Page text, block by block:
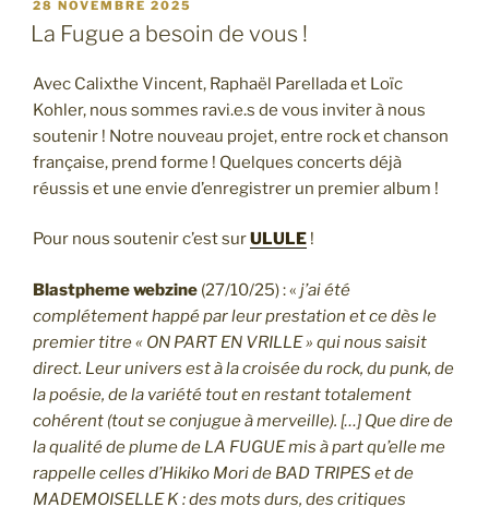
PUBLIÉ
LE
28 NOVEMBRE 2025
La Fugue a besoin de vous !
Avec Calixthe Vincent, Raphaël Parellada et Loïc
Kohler, nous sommes ravi.e.s de vous inviter à nous
soutenir ! Notre nouveau projet, entre rock et chanson
française, prend forme ! Quelques concerts déjà
réussis et une envie d’enregistrer un premier album !
Pour nous soutenir c’est surULULE !
Blastpheme webzine (27/10/25) : « j’ai été
complétement happé par leur prestation et ce dès le
premier titre « ON PART EN VRILLE » qui nous saisit
direct. Leur univers est à la croisée du rock, du punk, de
la poésie, de la variété tout en restant totalement
cohérent (tout se conjugue à merveille). […] Que dire de
la qualité de plume de LA FUGUE mis à part qu’elle me
rappelle celles d’Hikiko Mori de BAD TRIPES et de
MADEMOISELLE K : des mots durs, des critiques